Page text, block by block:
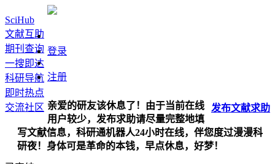
SciHub
文献互助
期刊查询
一搜即达
科研导航
即时热点
交流社区
登录
注册
发布文献求助
亲爱的研友该休息了！由于当前在线
用户较少，发布求助请尽量完整地填
写文献信息，科研通机器人24小时在线，伴您度过漫漫科
研夜！身体可是革命的本钱，早点休息，好梦！